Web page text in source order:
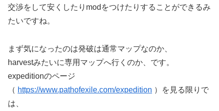
交渉をして安くしたりmodをつけたりすることができるみ
たいですね。
まず気になったのは発破は通常マップなのか、
harvestみたいに専用マップへ行くのか、です。
expeditionのページ
（ https://www.pathofexile.com/expedition ）を見る限りで
は、